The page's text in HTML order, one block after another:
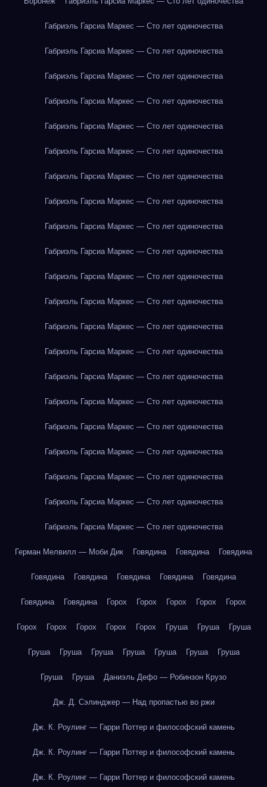
Габриэль Гарсиа Маркес — Сто лет одиночества
Габриэль Гарсиа Маркес — Сто лет одиночества
Габриэль Гарсиа Маркес — Сто лет одиночества
Габриэль Гарсиа Маркес — Сто лет одиночества
Габриэль Гарсиа Маркес — Сто лет одиночества
Габриэль Гарсиа Маркес — Сто лет одиночества
Габриэль Гарсиа Маркес — Сто лет одиночества
Габриэль Гарсиа Маркес — Сто лет одиночества
Габриэль Гарсиа Маркес — Сто лет одиночества
Габриэль Гарсиа Маркес — Сто лет одиночества
Габриэль Гарсиа Маркес — Сто лет одиночества
Габриэль Гарсиа Маркес — Сто лет одиночества
Габриэль Гарсиа Маркес — Сто лет одиночества
Габриэль Гарсиа Маркес — Сто лет одиночества
Габриэль Гарсиа Маркес — Сто лет одиночества
Габриэль Гарсиа Маркес — Сто лет одиночества
Габриэль Гарсиа Маркес — Сто лет одиночества
Габриэль Гарсиа Маркес — Сто лет одиночества
Габриэль Гарсиа Маркес — Сто лет одиночества
Габриэль Гарсиа Маркес — Сто лет одиночества
Габриэль Гарсиа Маркес — Сто лет одиночества
Герман Мелвилл — Моби Дик Говядина Говядина Говядина
Говядина Говядина Говядина Говядина Говядина
Говядина Говядина Горох Горох Горох Горох Горох
Горох Горох Горох Горох Горох Груша Груша Груша
Груша Груша Груша Груша Груша Груша Груша
Груша Груша Даниэль Дефо — Робинзон Крузо
Дж. Д. Сэлинджер — Над пропастью во ржи
Дж. К. Роулинг — Гарри Поттер и философский камень
Дж. К. Роулинг — Гарри Поттер и философский камень
Дж. К. Роулинг — Гарри Поттер и философский камень